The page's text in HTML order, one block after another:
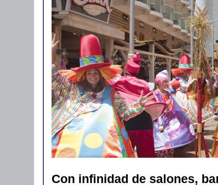
Con infinidad de salones,